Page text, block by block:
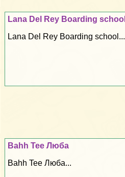
Lana Del Rey Boarding school
Lana Del Rey Boarding school...
Bahh Tee Люба
Bahh Tee Люба...